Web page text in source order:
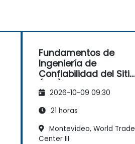
Fundamentos de
Ingeniería de
Confiabilidad del Sitio
2026-10-09 09:30
21 horas
Montevideo, World Trade
Center III